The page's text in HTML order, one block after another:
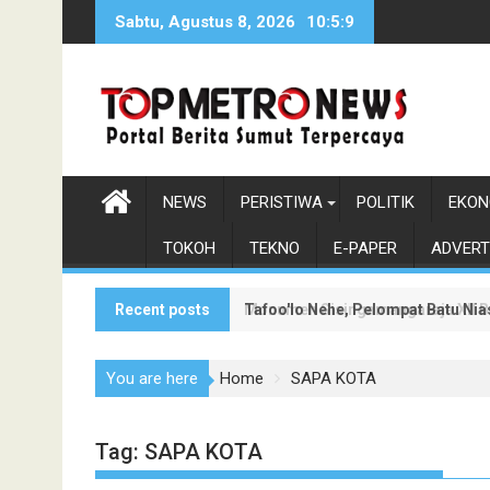
Sabtu, Agustus 8, 2026 10:5:10
NEWS PERISTIWA POLITIK
TOKOH TEKNO E-PAPER
Recent posts Tafoo'lo Nehe, Pelompat Batu
Monumen Sisingamangaraja XII
You are here Home SAPA KOTA
Tag: SAPA KOTA